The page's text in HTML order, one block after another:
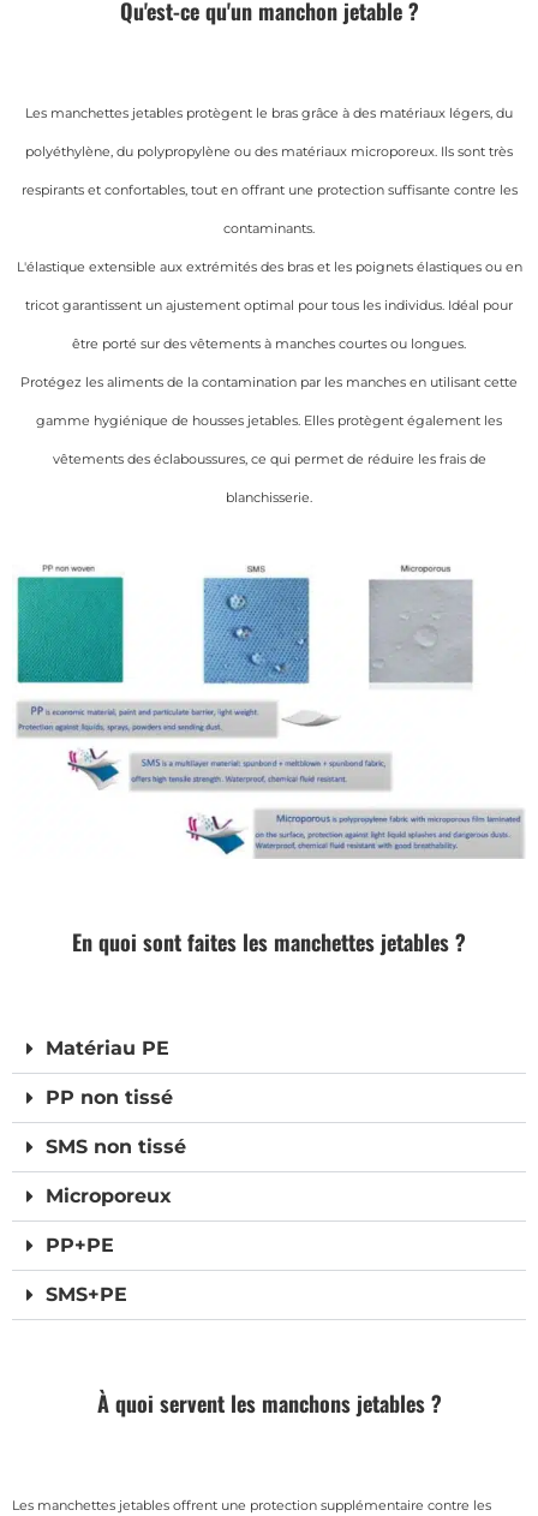
Qu'est-ce qu'un manchon jetable ?
Les manchettes jetables protègent le bras grâce à des matériaux légers, du
polyéthylène, du polypropylène ou des matériaux microporeux. Ils sont très
respirants et confortables, tout en offrant une protection suffisante contre les
contaminants.
L'élastique extensible aux extrémités des bras et les poignets élastiques ou en
tricot garantissent un ajustement optimal pour tous les individus. Idéal pour
être porté sur des vêtements à manches courtes ou longues.
Protégez les aliments de la contamination par les manches en utilisant cette
gamme hygiénique de housses jetables. Elles protègent également les
vêtements des éclaboussures, ce qui permet de réduire les frais de
blanchisserie.
En quoi sont faites les manchettes jetables ?
Matériau PE
PP non tissé
SMS non tissé
Microporeux
PP+PE
SMS+PE
À quoi servent les manchons jetables ?
Les manchettes jetables offrent une protection supplémentaire contre les